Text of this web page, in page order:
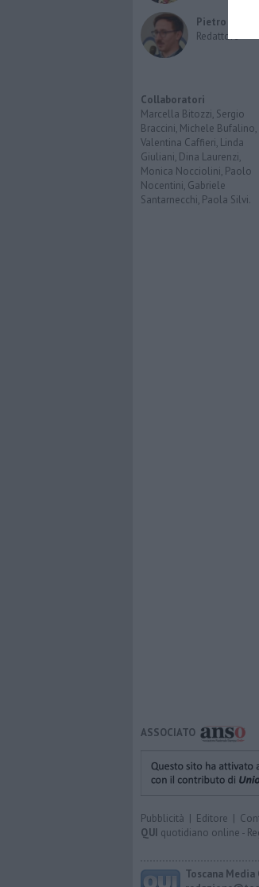
Pietro
Redattore
Collaboratori
Marcella Bitozzi, Sergio
Braccini, Michele Bufalino,
Valentina Caffieri, Linda
Giuliani, Dina Laurenzi,
Monica Nocciolini, Paolo
Nocentini, Gabriele
Santarnecchi, Paola Silvi.
ASSOCIATO
Pubblicità | Editore |
QUI quotidiano online -
Toscana Media